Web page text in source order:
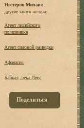
Нестеров Михаил
другие книги автора:
Агент ливийского
полковника
Агент силовой разведки
Афанасия
Байкал, река Лена
Поделиться